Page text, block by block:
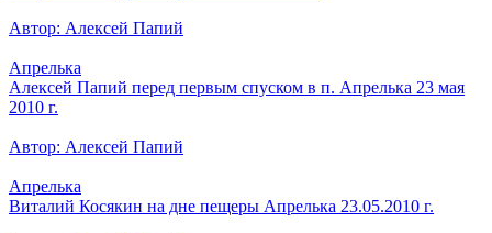
Автор: Алексей Папий
Апрелька
Алексей Папий перед первым спуском в п. Апрелька 23 мая
2010 г.
Автор: Алексей Папий
Апрелька
Виталий Косякин на дне пещеры Апрелька 23.05.2010 г.